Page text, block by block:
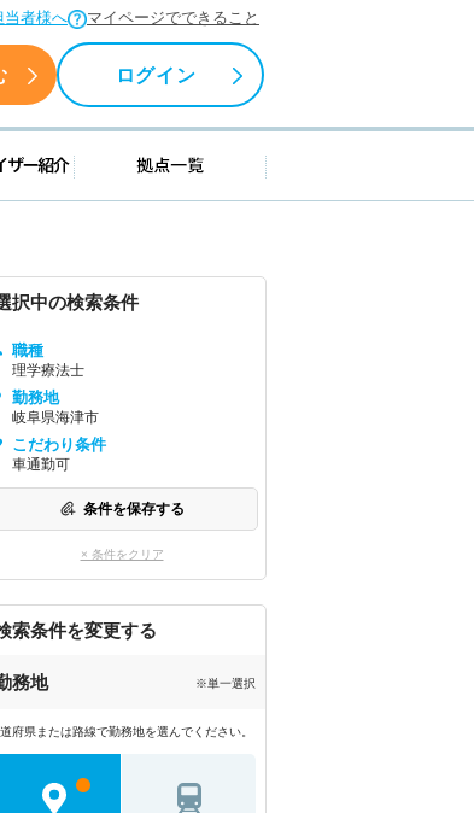
当者様へ マイページでできること
ログイン
キャリアアドバイザー紹介 拠点一覧
択中の検索条件
職種
理学療法士
勤務地
岐阜県海津市
こだわり条件
車通勤可
条件を保存する
× 条件をクリア
索条件を変更する
務地 ※単一選択
府県または路線で勤務地を選んでください。